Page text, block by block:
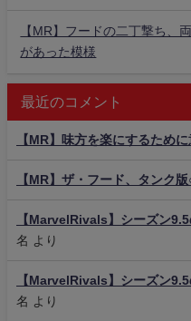
【MR】フードの二丁撃ち、
があった模様
最近のコメント
【MR】味方を楽にするため
【MR】ザ・フード、タンク
【MarvelRivals】シーズン
名
より
【MarvelRivals】シーズン
名
より